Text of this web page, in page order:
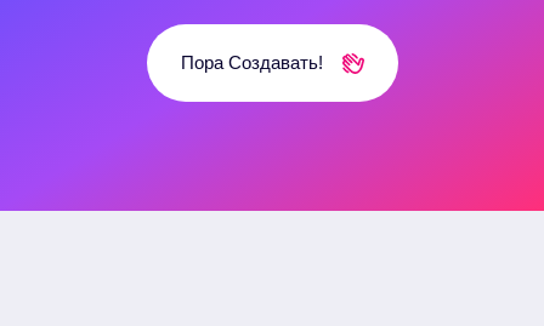
Пора Создавать!